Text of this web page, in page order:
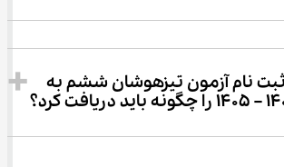
نام آزمون تیزهوشان ششم به